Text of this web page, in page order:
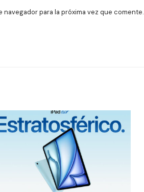
para la próxima vez que comente.